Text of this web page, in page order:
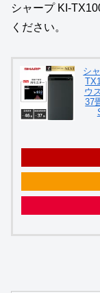
シャープ KI-
ください。
シ
ウ
37